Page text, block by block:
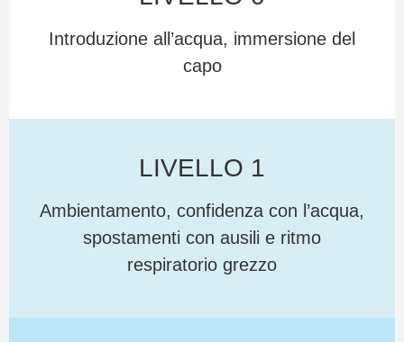
Introduzione all’acqua, immersione del
capo
LIVELLO 1
Ambientamento, confidenza con l’acqua,
spostamenti con ausili e ritmo
respiratorio grezzo